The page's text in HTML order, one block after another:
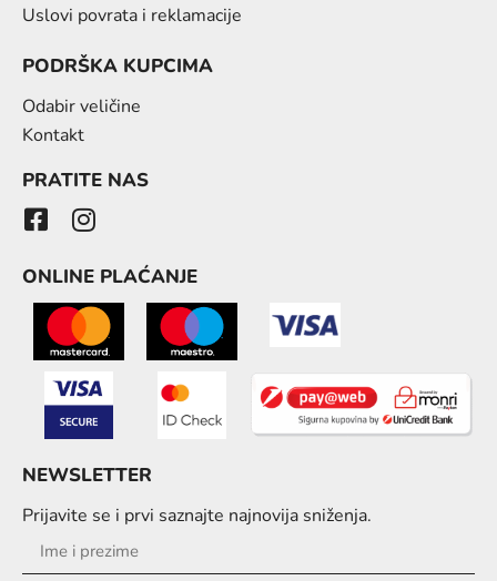
Uslovi povrata i reklamacije
PODRŠKA KUPCIMA
Odabir veličine
Kontakt
PRATITE NAS
ONLINE PLAĆANJE
NEWSLETTER
Prijavite se i prvi saznajte najnovija sniženja.